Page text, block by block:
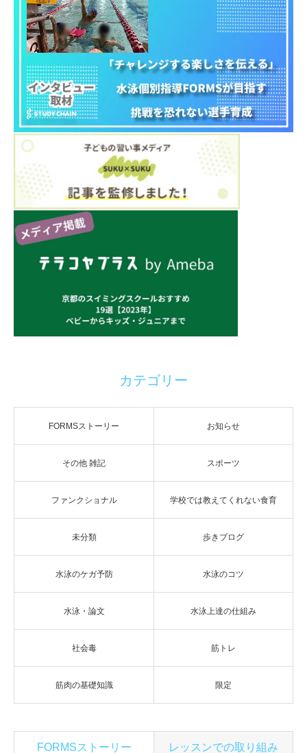
カテゴリー
FORMSストーリー お知らせ
その他 雑記 スポーツ
ファンクショナル 学校では教えてくれない食育
未分類 歩きブログ
水泳のケガ予防 水泳のコツ
水泳・論文 水泳上達の仕組み
社会毒 筋トレ
筋肉の基礎知識 限定
FORMSストーリー レッスンでの取り組み